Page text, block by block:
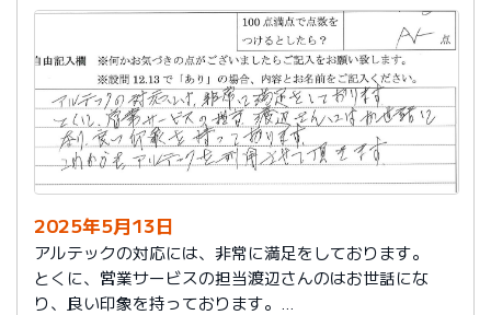
2025年5月13日
アルテックの対応には、非常に満足をしております。
とくに、営業サービスの担当渡辺さんのはお世話にな
り、良い印象を持っております。